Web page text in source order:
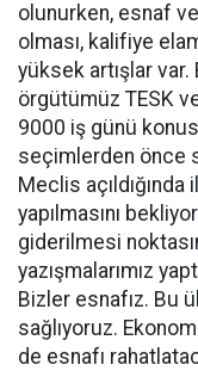
olunurken, esnaf
olması, kalifiye
yüksek artışlar var.
örgütümüz TESK
9000 iş günü
seçimlerden önce
Meclis
yapılmasını
giderilmesi
yazışmalarımız
Bizler esnafız. Bu
sağlıyoruz.
de esnafı